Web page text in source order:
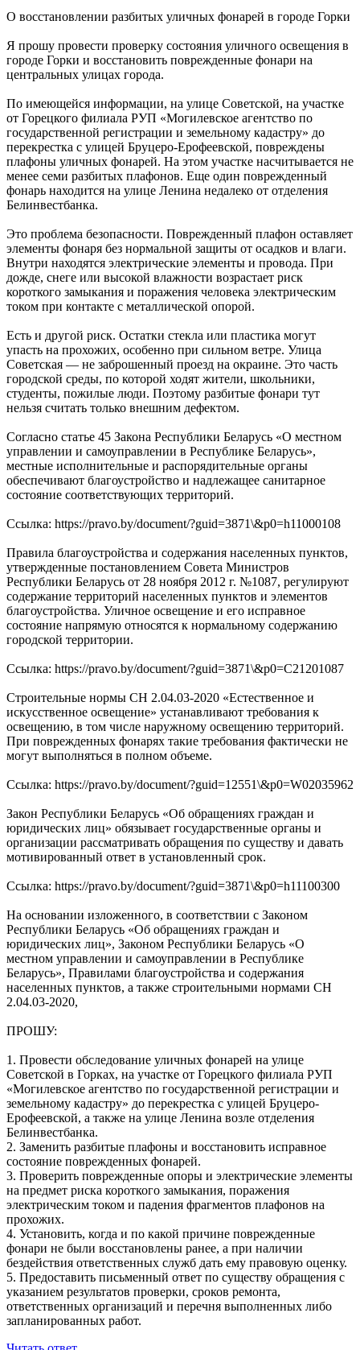
О восстановлении разбитых уличных фонарей в городе Горки
Я прошу провести проверку состояния уличного освещения в
городе Горки и восстановить поврежденные фонари на
центральных улицах города.
По имеющейся информации, на улице Советской, на участке
от Горецкого филиала РУП «Могилевское агентство по
государственной регистрации и земельному кадастру» до
перекрестка с улицей Бруцеро-Ерофеевской, повреждены
плафоны уличных фонарей. На этом участке насчитывается не
менее семи разбитых плафонов. Еще один поврежденный
фонарь находится на улице Ленина недалеко от отделения
Белинвестбанка.
Это проблема безопасности. Поврежденный плафон оставляет
элементы фонаря без нормальной защиты от осадков и влаги.
Внутри находятся электрические элементы и провода. При
дожде, снеге или высокой влажности возрастает риск
короткого замыкания и поражения человека электрическим
током при контакте с металлической опорой.
Есть и другой риск. Остатки стекла или пластика могут
упасть на прохожих, особенно при сильном ветре. Улица
Советская — не заброшенный проезд на окраине. Это часть
городской среды, по которой ходят жители, школьники,
студенты, пожилые люди. Поэтому разбитые фонари тут
нельзя считать только внешним дефектом.
Согласно статье 45 Закона Республики Беларусь «О местном
управлении и самоуправлении в Республике Беларусь»,
местные исполнительные и распорядительные органы
обеспечивают благоустройство и надлежащее санитарное
состояние соответствующих территорий.
Ссылка: https://pravo.by/document/?guid=3871\&p0=h11000108
Правила благоустройства и содержания населенных пунктов,
утвержденные постановлением Совета Министров
Республики Беларусь от 28 ноября 2012 г. №1087, регулируют
содержание территорий населенных пунктов и элементов
благоустройства. Уличное освещение и его исправное
состояние напрямую относятся к нормальному содержанию
городской территории.
Ссылка: https://pravo.by/document/?guid=3871\&p0=C21201087
Строительные нормы СН 2.04.03-2020 «Естественное и
искусственное освещение» устанавливают требования к
освещению, в том числе наружному освещению территорий.
При поврежденных фонарях такие требования фактически не
могут выполняться в полном объеме.
Ссылка: https://pravo.by/document/?guid=12551\&p0=W02035962
Закон Республики Беларусь «Об обращениях граждан и
юридических лиц» обязывает государственные органы и
организации рассматривать обращения по существу и давать
мотивированный ответ в установленный срок.
Ссылка: https://pravo.by/document/?guid=3871\&p0=h11100300
На основании изложенного, в соответствии с Законом
Республики Беларусь «Об обращениях граждан и
юридических лиц», Законом Республики Беларусь «О
местном управлении и самоуправлении в Республике
Беларусь», Правилами благоустройства и содержания
населенных пунктов, а также строительными нормами СН
2.04.03-2020,
ПРОШУ:
1. Провести обследование уличных фонарей на улице
Советской в Горках, на участке от Горецкого филиала РУП
«Могилевское агентство по государственной регистрации и
земельному кадастру» до перекрестка с улицей Бруцеро-
Ерофеевской, а также на улице Ленина возле отделения
Белинвестбанка.
2. Заменить разбитые плафоны и восстановить исправное
состояние поврежденных фонарей.
3. Проверить поврежденные опоры и электрические элементы
на предмет риска короткого замыкания, поражения
электрическим током и падения фрагментов плафонов на
прохожих.
4. Установить, когда и по какой причине поврежденные
фонари не были восстановлены ранее, а при наличии
бездействия ответственных служб дать ему правовую оценку.
5. Предоставить письменный ответ по существу обращения с
указанием результатов проверки, сроков ремонта,
ответственных организаций и перечня выполненных либо
запланированных работ.